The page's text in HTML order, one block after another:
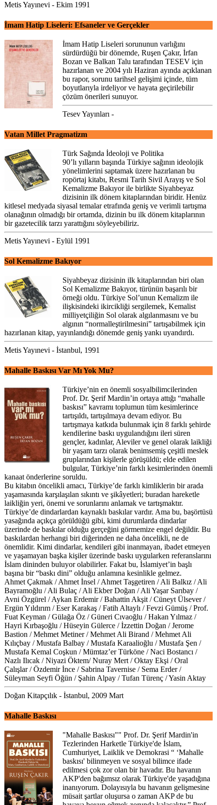
Metis Yayınevi - Ekim 1991
İmam Hatip Liseleri: Efsaneler ve Gerçekler
İmam Hatip Liseleri sorununun varlığını
sürdürdüğü bir dönemde, Ruşen Çakır, İrfan
Bozan ve Balkan Talu tarafından TESEV için
hazırlanan ve 2004 yılı Haziran ayında açıklanan
bu rapor, sorunu tarihsel gelişimi içinde, tüm
boyutlarıyla irdeliyor ve hayata geçirilebilir
çözüm önerileri sunuyor.
Tesev Yayınları -
Vatan Millet Pragmatizm
Türk Sağında İdeoloji ve Politika
90’lı yılların başında Türkiye sağının ideolojik
yönelimlerini saptamak üzere hazırlanan bu
ropörtaj kitabı, Resmi Tarih Sivil Arayış ve Sol
Kemalizme Bakıyor ile birlikte Siyahbeyaz
dizisinin ilk dönem kitaplarından biridir. Henüz
kitlesel medyada siyasal temalar etrafında geniş ve verimli tartışma
olanağının olmadığı bir ortamda, dizinin bu ilk dönem kitaplarının
bir gazetecilik tarzı yarattığını söyleyebiliriz.
Metis Yayınevi - Eylül 1991
Sol Kemalizme Bakıyor
Siyahbeyaz dizisinin ilk kitaplarından biri olan
Sol Kemalizme Bakıyor, türünün başarılı bir
örneği oldu. Türkiye Sol’unun Kemalizm ile
ilişkisindeki ikircikliği sergilemek, Kemalist
milliyetçiliğin Sol olarak algılanmasını ve bu
algının “normalleştirilmesini” tartışabilmek için
hazırlanan kitap, yayınlandığı dönemde geniş yankı uyandırdı.
Metis Yayınevi - İstanbul, 1991
Mahalle Baskısı Var Mı Yok Mu?
Türkiye’nin en önemli sosyalbilimcilerinden
Prof. Dr. Şerif Mardin’in ortaya attığı “mahalle
baskısı” kavramı toplumun tüm kesimlerince
tartışıldı, tartışılmaya devam ediyor. Bu
tartışmaya katkıda bulunmak için 8 farklı şehirde
kendilerine baskı uygulandığını ileri süren
gençler, kadınlar, Aleviler ve genel olarak laikliği
bir yaşam tarzı olarak benimsemiş çeşitli meslek
gruplarından kişilerle görüşüldü; elde edilen
bulgular, Türkiye’nin farklı kesimlerinden önemli
kanaat önderlerine soruldu.
Bu kitabın öncelikli amacı, Türkiye’de farklı kimliklerin bir arada
yaşamasında karşılaşılan sıkıntı ve şikâyetleri; buradan hareketle
laikliğin yeri, önemi ve sorunlarını anlamak ve tartışmaktır.
Türkiye’de dindarlardan kaynaklı baskılar vardır. Ama bu, başörtüsü
yasağında açıkça görüldüğü gibi, kimi durumlarda dindarlar
üzerinde de baskılar olduğu gerçeğini görmemize engel değildir. Bu
baskılardan herhangi biri diğerinden ne daha öncelikli, ne de
önemlidir. Kimi dindarlar, kendileri gibi inanmayan, ibadet etmeyen
ve yaşamayan başka kişiler üzerinde baskı uygularken referanslarını
İslam dininden buluyor olabilirler. Fakat bu, İslamiyet’in başlı
başına bir “baskı dini” olduğu anlamına kesinlikle gelmez.
Ahmet Çakmak / Ahmet İnsel / Ahmet Taşgetiren / Ali Balkız / Ali
Bayramoğlu / Ali Bulaç / Ali Ekber Doğan / Ali Yaşar Sarıbay /
Avni Özgürel / Aykan Erdemir / Bahattin Akşit / Cüneyt Ülsever /
Ergün Yıldırım / Eser Karakaş / Fatih Altaylı / Fevzi Gümüş / Prof.
Fuat Keyman / Gülağa Öz / Güneri Cıvaoğlu / Hakan Yılmaz /
Hayri Kırbaşoğlu / Hüseyin Gülerce / İzzettin Doğan / Jerome
Bastion / Mehmet Metiner / Mehmet Ali Birand / Mehmet Ali
Kılıçbay / Mustafa Balbay / Mustafa Karaalioğlu / Mustafa Şen /
Mustafa Kemal Coşkun / Mümtaz’er Türköne / Naci Bostancı /
Nazlı Ilıcak / Niyazi Öktem/ Nuray Mert / Oktay Ekşi / Oral
Çalışlar / Özdemir İnce / Sabrina Tavernise / Sema Erder /
Süleyman Seyfi Öğün / Şahin Alpay / Tufan Türenç / Yasin Aktay
Doğan Kitapçılık - İstanbul, 2009 Mart
Mahalle Baskısı
"Mahalle Baskısı"" Prof. Dr. Şerif Mardin'in
Tezlerinden Harketle Türkiye'de İslam,
Cumhuriyet, Laiklik ve Demokrasi “ ‘Mahalle
baskısı' bilinmeyen ve sosyal bilimce ifade
edilmesi çok zor olan bir havadır. Bu havanın
AKP'den bağımsız olarak Türkiye'de yaşadığına
inanıyorum. Dolayısıyla bu havanın gelişmesine
müsait şartlar oluşursa o zaman AKP de bu